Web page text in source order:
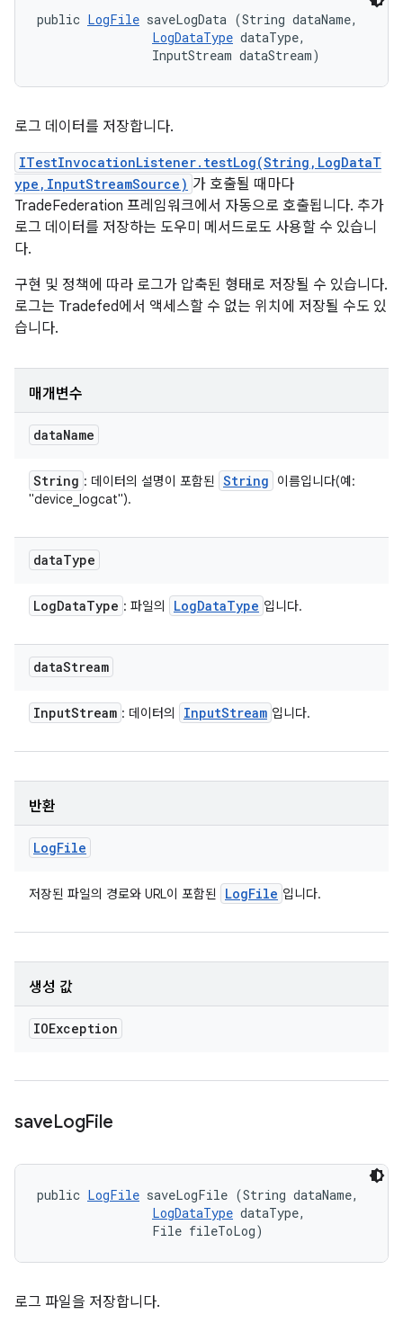
public LogFile saveLogData (String dataName,
LogDataType dataType,
                InputStream dataStream)
로그 데이터를 저장합니다.
ITestInvocationListener.testLog(String,LogDataT
ype,InputStreamSource) 가 호출될 때마다
TradeFederation 프레임워크에서 자동으로 호출됩니다. 추가
로그 데이터를 저장하는 도우미 메서드로도 사용할 수 있습니
다.
구현 및 정책에 따라 로그가 압축된 형태로 저장될 수 있습니다.
로그는 Tradefed에서 액세스할 수 없는 위치에 저장될 수도 있
습니다.
매개변수
dataName
String : 데이터의 설명이 포함된 String
이름입니다(예:
"device_logcat").
dataType
LogDataType : 파일의 LogDataType 입니다.
dataStream
InputStream : 데이터의 InputStream 입니다.
반환
LogFile
저장된 파일의 경로와 URL이 포함된 LogFile 입니다.
생성 값
IOException
saveLogFile
public LogFile saveLogFile (String dataName,
LogDataType dataType,
                File fileToLog)
로그 파일을 저장합니다.